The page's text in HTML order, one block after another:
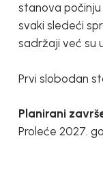
stanova počinju
svaki sledeći
sadržaji već su
Prvi slobodan
Planirani
Proleće 2027.